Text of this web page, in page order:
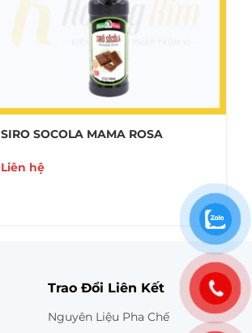
SIRO SOCOLA MAMA ROSA
Liên hệ
Trao Đổi Liên Kết
Nguyên Liệu Pha Chế